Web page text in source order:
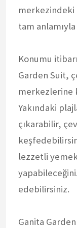
merkezindeki
tam
Konumu
Garden Suit,
merkezlerine
Yakındaki
çıkarabilir,
lezzetli
edebilirsiniz.
Ganita